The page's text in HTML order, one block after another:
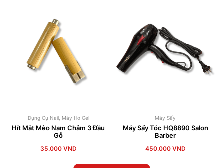
Dụng Cụ Nail, Máy Hơ Gel
Hít Mắt Mèo Nam Châm 3 Đầu
Gỗ
35.000 VND
Máy Sấy
Máy Sấy Tóc HQ8890 Salon
Barber
450.000 VND